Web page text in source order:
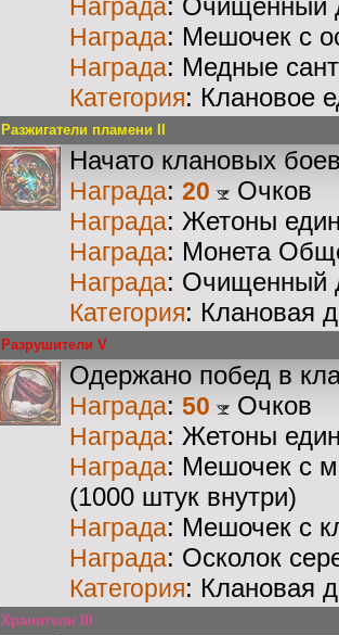
Награда: Очищенный
Награда: Мешочек с
Награда: Медные
Категория: Клановое
Разжигатели пламени II
Начато клановых
Награда: 20 Очков
Награда: Жетоны
Награда: Монета
Награда: Очищенный
Категория: Клановая
Разрушители V
Одержано побед в
Награда: 50 Очков
Награда: Жетоны
Награда: Мешочек с
(1000 штук внутри)
Награда: Мешочек с
Награда: Осколок
Категория: Клановая
Хранители III